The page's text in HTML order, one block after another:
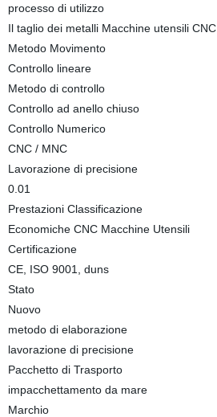
processo di utilizzo
Il taglio dei metalli Macchine utensili CNC
Metodo Movimento
Controllo lineare
Metodo di controllo
Controllo ad anello chiuso
Controllo Numerico
CNC / MNC
Lavorazione di precisione
0.01
Prestazioni Classificazione
Economiche CNC Macchine Utensili
Certificazione
CE, ISO 9001, duns
Stato
Nuovo
metodo di elaborazione
lavorazione di precisione
Pacchetto di Trasporto
impacchettamento da mare
Marchio